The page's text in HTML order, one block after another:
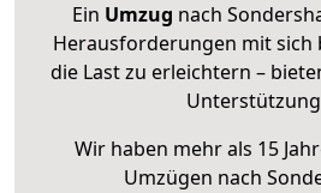
Ein Umzug nach
Herausforderungen mit sich
die Last zu erleichtern –
Wir haben mehr als 15
Umzügen nach